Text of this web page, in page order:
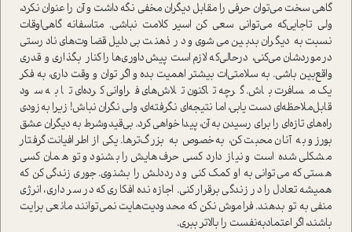
گاهی سخت می‌توان حرفی را مقابل دیگران مخفی نگه داشت و آن را عنوان نکرد،
ولی تاجایی‌که می‌توانی سعی کن اسیر کلامت نباشی. متاسفانه گاهی‌اوقات
نسبت به دیگران بدبین می‌شوی و در ذهنت بی‌دلیل قضاوت‌های نادرستی
درموردشان می‌کنی، درحالی‌که لازم است پیش‌داوری‌ها را کنار بگذاری و قدری
واقع‌بین‌ باشی. به سلامتی‌ات بیشتر اهمیت بده و اگر توان و وقت داری، به فکر
یک مسافرت باش. گرچه تاکنون تلاش‌های فراوانی کرده‌ای تا به سود
قابل‌ملاحظه‌ای دست یابی، اما نتیجه‌ای نگرفته‌ای، ولی نگران نباش! زیرا به‌زودی
راه‌های تازه‌ای را برای رسیدن به آن، پیدا خواهی کرد. بی‌قیدوشرط به دیگران عشق
بورز و به آنان محبت کن، به‌خصوص به بزرگ‌ترها. یکی از اطرافیانت گرفتار
مشکلی شده است و نیاز دارد کسی حرف‌هایش را بشنود و تو همان کسی
هستی که می‌توانی به او کمک کنی و درددلش را بشنوی. جوری زندگی کن که
همیشه تعادل را در زندگی برقرار کنی. اجازه نده افکاری که در سر داری، انرژی
منفی به تو بدهند. فراموش نکن که محدودیت‌هایت نمی‌توانند مانعی برایت
باشند، اگر اعتماد‌به‌نفست را بالاتر ببری.